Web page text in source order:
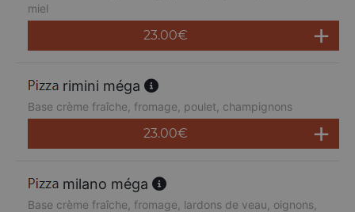
miel
23.00€
rimini méga
Base crème fraîche, fromage, poulet, champignons
23.00€
milano méga
Base crème fraîche, fromage, lardons de veau, oignons,